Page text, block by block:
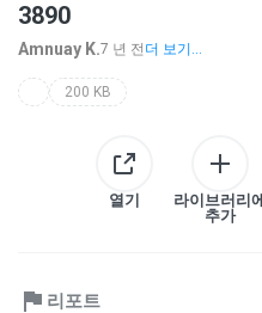
3890
Amnuay K.7 년 전 더 보기...
200 KB
열기
라이브러리에
추가
리포트